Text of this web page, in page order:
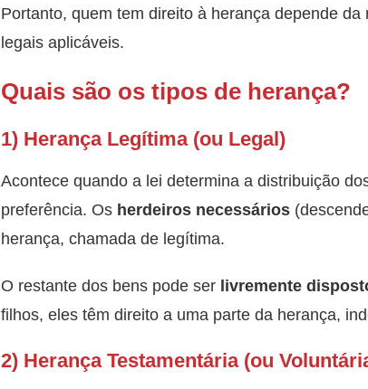
Portanto, quem tem direito à herança depende
legais aplicáveis.
Quais são os tipos de herança?
1) Herança Legítima (ou Legal)
Acontece quando a lei determina a distribuição
preferência. Os herdeiros necessários
herança, chamada de legítima.
O restante dos bens pode ser livremente
filhos, eles têm direito a uma parte da herança,
2) Herança Testamentária (ou